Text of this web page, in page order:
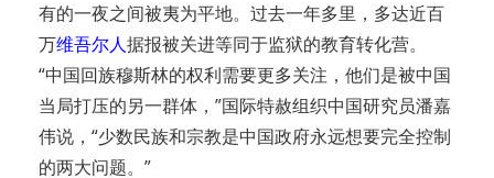
有的一夜之间被夷为平地。过去一年多里，多达近百
万维吾尔人据报被关进等同于监狱的教育转化营。
“中国回族穆斯林的权利需要更多关注，他们是被中国
当局打压的另一群体，”国际特赦组织中国研究员潘嘉
伟说，“少数民族和宗教是中国政府永远想要完全控制
的两大问题。”